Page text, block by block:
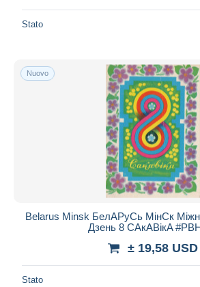
Stato
Nuovo
Belarus Minsk БелAPуCь МінCк
Дзень 8 CAкABікA
± 19,58 USD
Stato